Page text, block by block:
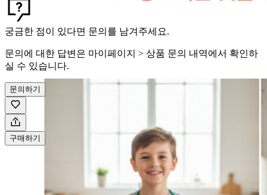
궁금한 점이 있다면 문의를 남겨주세요.
문의에 대한 답변은 마이페이지 > 상품 문의 내역에서 확인하
실 수 있습니다.
문의하기
구매하기